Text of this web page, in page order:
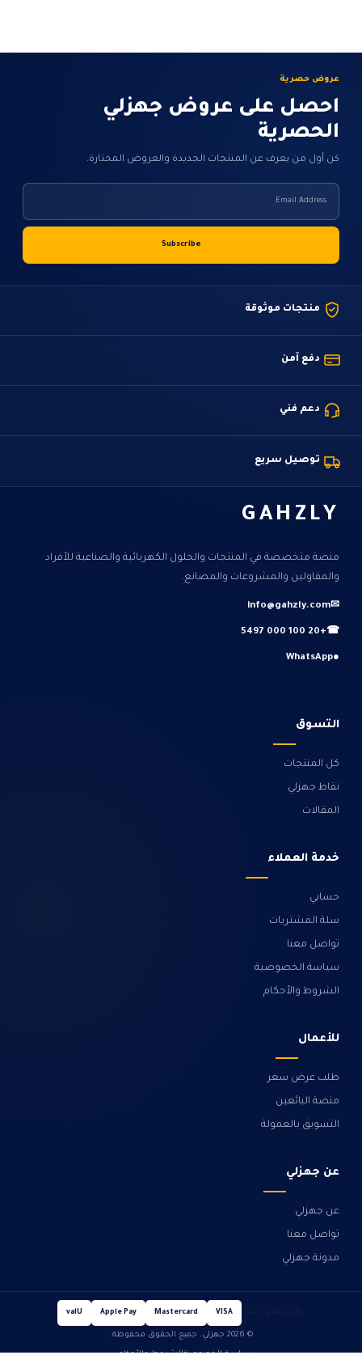
عروض حصرية
احصل على عروض جهزلي
الحصرية
كن أول من يعرف عن المنتجات الجديدة والعروض المختارة.
منتجات موثوقة
دفع آمن
دعم فني
توصيل سريع
GAHZLY
منصة متخصصة في المنتجات والحلول الكهربائية والصناعية للأفراد
والمقاولين والمشروعات والمصانع.
✉
info@gahzly.com
☎
+20 100 000 5497
●
WhatsApp
التسوق
كل المنتجات
نقاط جهزلي
المقالات
خدمة العملاء
حسابي
سلة المشتريات
تواصل معنا
سياسة الخصوصية
الشروط والأحكام
للأعمال
طلب عرض سعر
منصة البائعين
التسويق بالعمولة
عن جهزلي
عن جهزلي
تواصل معنا
مدونة جهزلي
VISA
Mastercard
Apple Pay
valU
© 2026 جهزلي. جميع الحقوق محفوظة.
سياسة الخصوصيةالشروط والأحكام